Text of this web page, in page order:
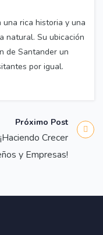
rica historia y una
natural. Su ubicación
de Santander un
por igual.
Próximo Post
¡Haciendo Crecer
y Empresas!